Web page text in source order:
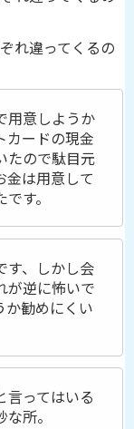
れ違ってくるの
用意しようか
カードの現金
たので駄目元
金は用意して
す。
す、しかし会
が逆に怖いで
か勧めにくい
言ってはいる
所。